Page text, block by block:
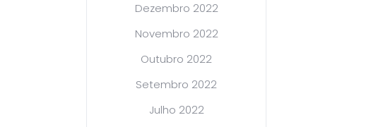
Dezembro 2022
Novembro 2022
Outubro 2022
Setembro 2022
Julho 2022